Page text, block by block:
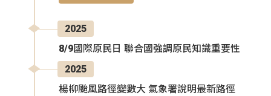
2025
8/9國際原民日 聯合國強調原民知識重要性
2025
楊柳颱風路徑變數大 氣象署說明最新路徑